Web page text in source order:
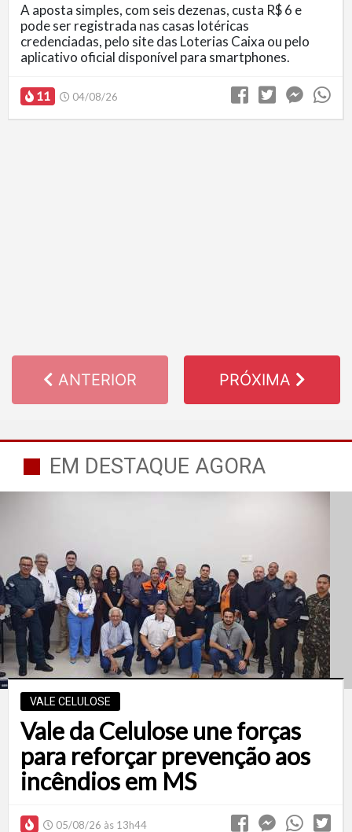
A aposta simples, com seis dezenas, custa R$ 6 e
pode ser registrada nas casas lotéricas
credenciadas, pelo site das Loterias Caixa ou pelo
aplicativo oficial disponível para smartphones.
11 04/08/26
ANTERIOR PRÓXIMA
EM DESTAQUE AGORA
VALE CELULOSE
Vale da Celulose une forças
para reforçar prevenção aos
incêndios em MS
05/08/26 às 13h44